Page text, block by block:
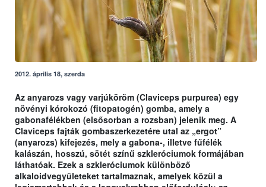
2012. április 18, szerda
Az anyarozs vagy varjúköröm (Claviceps purpurea) egy
növényi kórokozó (fitopatogén) gomba, amely a
gabonafélékben (elsősorban a rozsban) jelenik meg. A
Claviceps fajták gombaszerkezetére utal az „ergot”
(anyarozs) kifejezés, mely a gabona-, illetve fűfélék
kalászán, hosszú, sötét színű szkleróciumok formájában
láthatóak. Ezek a szkleróciumok különböző
alkaloidvegyületeket tartalmaznak, amelyek közül a